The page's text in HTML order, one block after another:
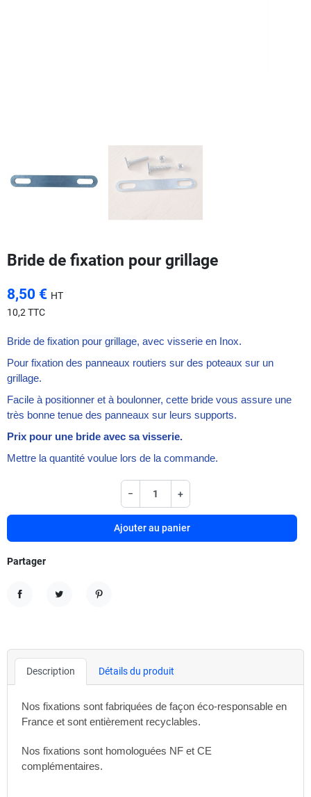
Bride de fixation pour grillage
8,50 € HT
10,2 TTC
Bride de fixation pour grillage, avec visserie en Inox.
Pour fixation des panneaux routiers sur des poteaux sur un
grillage.
Facile à positionner et à boulonner, cette bride vous assure une
très bonne tenue des panneaux sur leurs supports.
Prix pour une bride avec sa visserie.
Mettre la quantité voulue lors de la commande.
− +
Ajouter au panier
Partager
Description Détails du produit
Nos fixations sont fabriquées de façon éco-responsable en
France et sont entièrement recyclables.
Nos fixations sont homologuées NF et CE
complémentaires.